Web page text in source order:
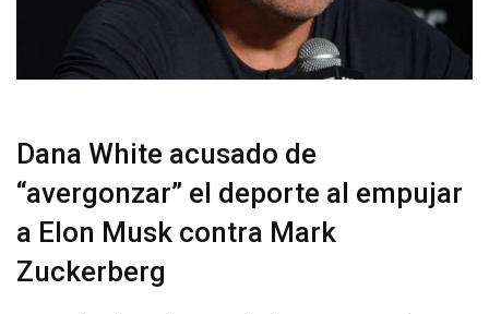
Dana White acusado de
“avergonzar” el deporte al empujar
a Elon Musk contra Mark
Zuckerberg